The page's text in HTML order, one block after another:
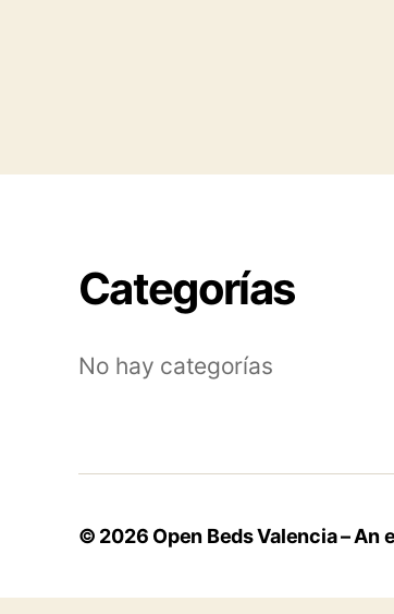
Categorías
No hay categorías
© 2026 Open Beds Valencia –